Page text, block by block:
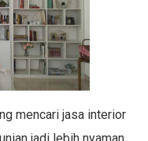
mencari jasa interior